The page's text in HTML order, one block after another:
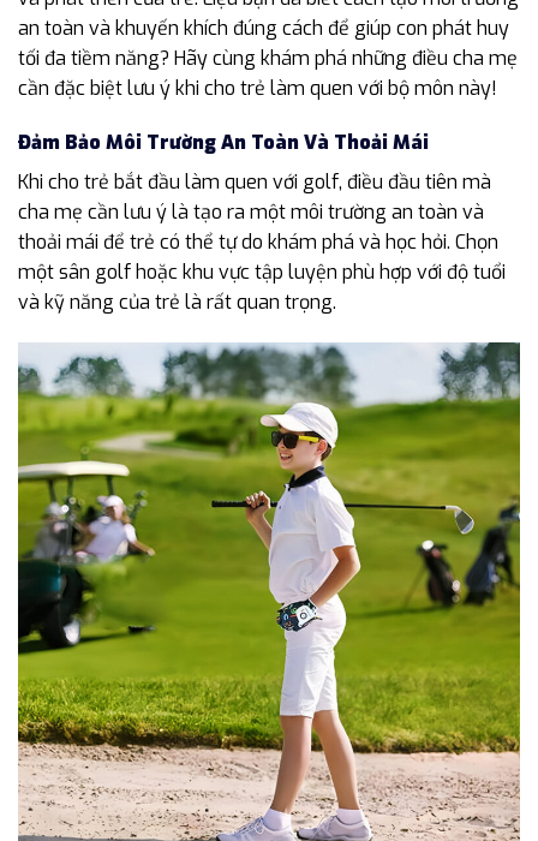
an toàn và khuyến khích đúng cách để giúp con phát huy
tối đa tiềm năng? Hãy cùng khám phá những điều cha mẹ
cần đặc biệt lưu ý khi cho trẻ làm quen với bộ môn này!
Đảm Bảo Môi Trường An Toàn Và Thoải Mái
Khi cho trẻ bắt đầu làm quen với golf, điều đầu tiên mà
cha mẹ cần lưu ý là tạo ra một môi trường an toàn và
thoải mái để trẻ có thể tự do khám phá và học hỏi. Chọn
một sân golf hoặc khu vực tập luyện phù hợp với độ tuổi
và kỹ năng của trẻ là rất quan trọng.